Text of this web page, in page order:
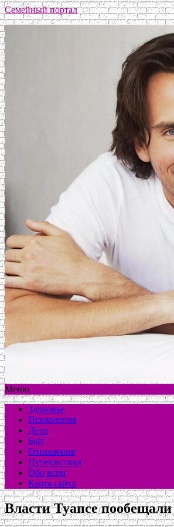
Семейный портал
Меню
Здоровье
Психология
Дети
Быт
Отношения
Путешествия
Обо всем
Карта сайта
Власти Туапсе